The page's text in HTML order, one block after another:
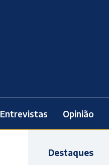
Entrevistas Opinião
Destaques